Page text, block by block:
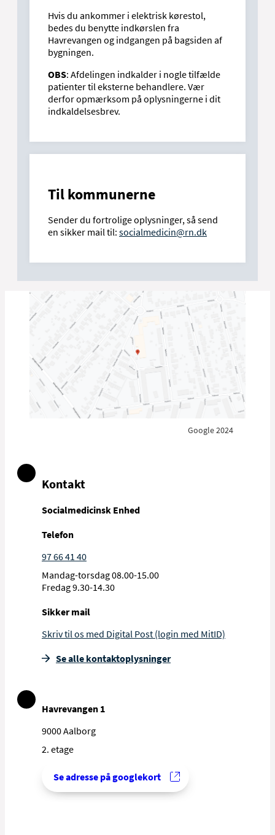
Hvis du ankommer i elektrisk kørestol,
bedes du benytte indkørslen fra
Havrevangen og indgangen på bagsiden af
bygningen.
OBS: Afdelingen indkalder i nogle tilfælde
patienter til eksterne behandlere. Vær
derfor opmærksom på oplysningerne i dit
indkaldelsesbrev.
Til kommunerne
Sender du fortrolige oplysninger, så send
en sikker mail til: socialmedicin@rn.dk
Google 2024
Kontakt
Socialmedicinsk Enhed
Telefon
97 66 41 40
Mandag-torsdag 08.00-15.00
Fredag 9.30-14.30
Sikker mail
Skriv til os med Digital Post (login med MitID)
Se alle kontakt­oplysninger
Havrevangen 1
9000 Aalborg
2. etage
Se adresse på googlekort